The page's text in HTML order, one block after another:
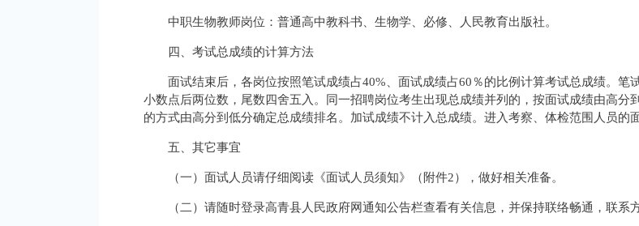
中职生物教师岗位：普通高中教科书、生物学、必修、人民教育出版社。
四、考试总成绩的计算方法
面试结束后，各岗位按照笔试成绩占40%、面试成绩占60％的比例计算考试总成绩。笔
小数点后两位数，尾数四舍五入。同一招聘岗位考生出现总成绩并列的，按面试成绩由高
的方式由高分到低分确定总成绩排名。加试成绩不计入总成绩。进入考察、体检范围人员的
五、其它事宜
（一）面试人员请仔细阅读《面试人员须知》（附件2），做好相关准备。
（二）请随时登录高青县人民政府网通知公告栏查看有关信息，并保持联络畅通，联系